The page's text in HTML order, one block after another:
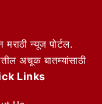
न्यूज पोर्टल.
अचूक बातम्यांसाठी
Links